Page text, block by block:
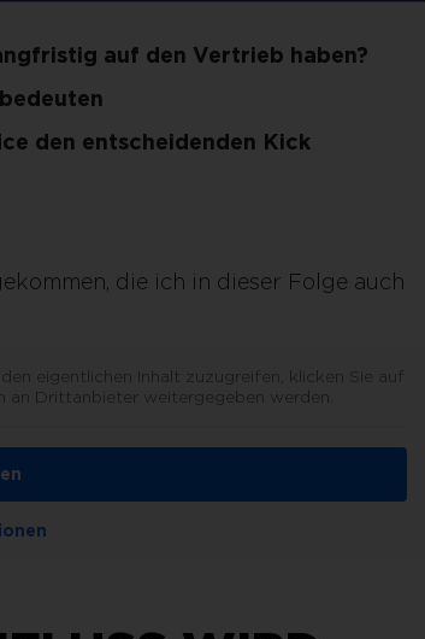
auf den Vertrieb haben?
den entscheidenden Kick
die ich in dieser Folge auch
eigentlichen Inhalt zuzugreifen, klicken Sie auf
an Drittanbieter weitergegeben werden.